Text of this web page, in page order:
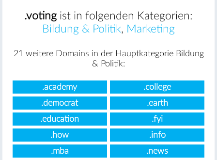
.voting ist in folgenden Kategorien:
Bildung & Politik, Marketing
21 weitere Domains in der Hauptkategorie Bildung
& Politik:
.academy
.college
.democrat
.earth
.education
.fyi
.how
.info
.mba
.news